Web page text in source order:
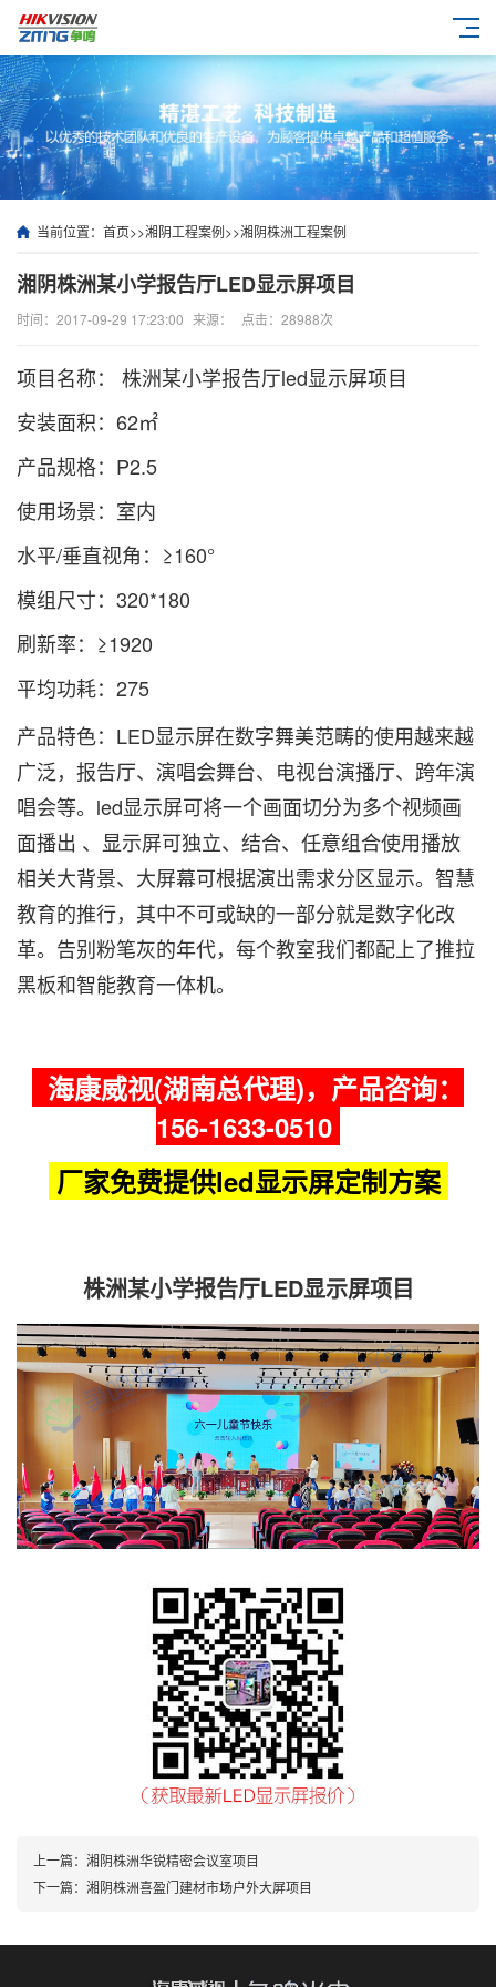
当前位置： 首页>>湘阴工程案例>>湘阴株洲工程案例
湘阴株洲某小学报告厅LED显示屏项目
时间：2017-09-29 17:23:00 来源： 点击：28988次
项目名称： 株洲某小学报告厅led显示屏项目
安装面积：62㎡
产品规格：P2.5
使用场景：室内
水平/垂直视角：≥160°
模组尺寸：320*180
刷新率：≥1920
平均功耗：275
产品特色：LED显示屏在数字舞美范畴的使用越来越
广泛，报告厅、演唱会舞台、电视台演播厅、跨年演
唱会等。led显示屏可将一个画面切分为多个视频画
面播出 、显示屏可独立、结合、任意组合使用播放
相关大背景、大屏幕可根据演出需求分区显示。智慧
教育的推行，其中不可或缺的一部分就是数字化改
革。告别粉笔灰的年代，每个教室我们都配上了推拉
黑板和智能教育一体机。
海康威视(湖南总代理)，产品咨询：
156-1633-0510
厂家免费提供led显示屏定制方案
株洲某小学报告厅LED显示屏项目
上一篇： 湘阴株洲华锐精密会议室项目
下一篇： 湘阴株洲喜盈门建材市场户外大屏项目